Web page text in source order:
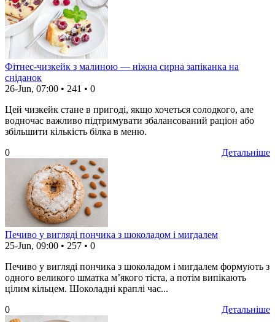
Фітнес-чизкейк з малиною — ніжна сирна запіканка на
сніданок
26-Jun, 07:00 • 241 • 0
Цей чизкейк стане в пригоді, якщо хочеться солодкого, але
водночас важливо підтримувати збалансований раціон або
збільшити кількість білка в меню.
Детальніше
0
Печиво у вигляді пончика з шоколадом і мигдалем
25-Jun, 09:00 • 257 • 0
Печиво у вигляді пончика з шоколадом і мигдалем формують з
одного великого шматка м’якого тіста, а потім випікають
цілим кільцем. Шоколадні краплі час...
Детальніше
0